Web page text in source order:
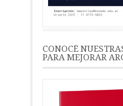
CONOCÉ
PARA MEJORAR